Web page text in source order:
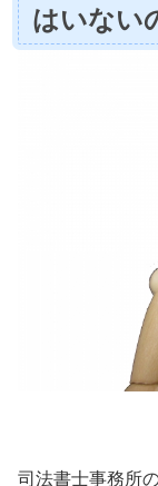
はいない
司法書士事務所